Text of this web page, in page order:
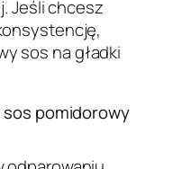
Jeśli chcesz
sos na gładki
pomidorowy